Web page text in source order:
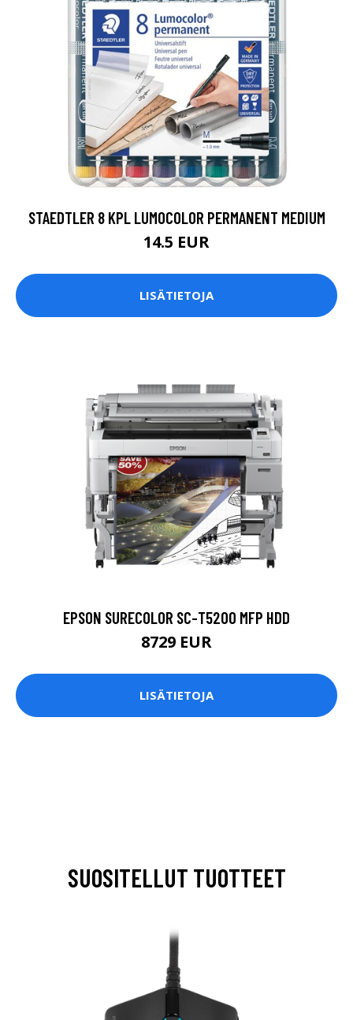
STAEDTLER 8 KPL LUMOCOLOR PERMANENT MEDIUM
14.5 EUR
LISÄTIETOJA
EPSON SURECOLOR SC-T5200 MFP HDD
8729 EUR
LISÄTIETOJA
SUOSITELLUT TUOTTEET